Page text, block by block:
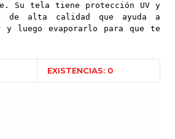
Su tela tiene protección UV y
de alta calidad que ayuda a
y luego evaporarlo para que te
EXISTENCIAS: 0